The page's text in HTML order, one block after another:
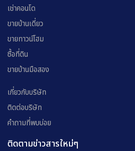
เช่าคอนโด
ขายบ้านเดี่ยว
ขายทาวน์โฮม
ซื้อที่ดิน
ขายบ้านมือสอง
เกี่ยวกับบริษัท
ติดต่อบริษัท
คำถามที่พบบ่อย
ติดตามข่าวสารใหม่ๆ